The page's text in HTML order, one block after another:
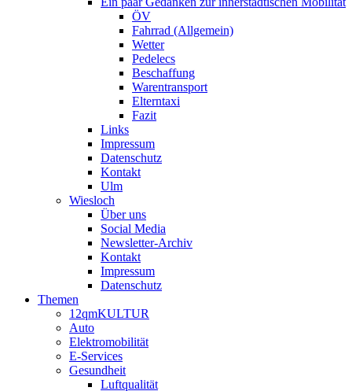
ÖV
Fahrrad (Allgemein)
Wetter
Pedelecs
Beschaffung
Warentransport
Elterntaxi
Fazit
Links
Impressum
Datenschutz
Kontakt
Ulm
Wiesloch
Über uns
Social Media
Newsletter-Archiv
Kontakt
Impressum
Datenschutz
Themen
12qmKULTUR
Auto
Elektromobilität
E-Services
Gesundheit
Luftqualität